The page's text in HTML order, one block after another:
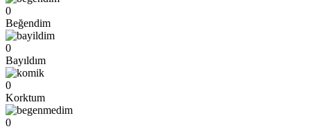
0
Beğendim
0
Bayıldım
0
Korktum
0